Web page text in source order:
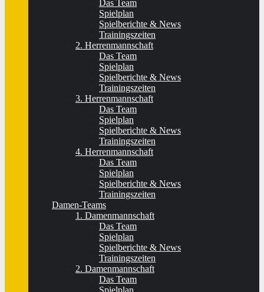
Das Team
Spielplan
Spielberichte & News
Trainingszeiten
2. Herrenmannschaft
Das Team
Spielplan
Spielberichte & News
Trainingszeiten
3. Herrenmannschaft
Das Team
Spielplan
Spielberichte & News
Trainingszeiten
4. Herrenmannschaft
Das Team
Spielplan
Spielberichte & News
Trainingszeiten
Damen-Teams
1. Damenmannschaft
Das Team
Spielplan
Spielberichte & News
Trainingszeiten
2. Damenmannschaft
Das Team
Spielplan